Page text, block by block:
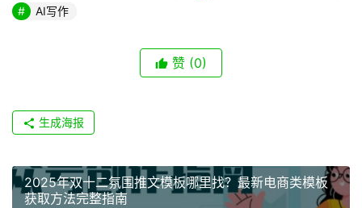
AI写作
赞 (0)
生成海报
2025年双十二氛围推文模板哪里找？最新电商类模板
获取方法完整指南